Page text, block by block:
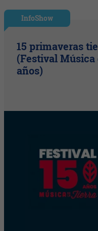
InfoShow
15 primaveras
(Festival Música
años)